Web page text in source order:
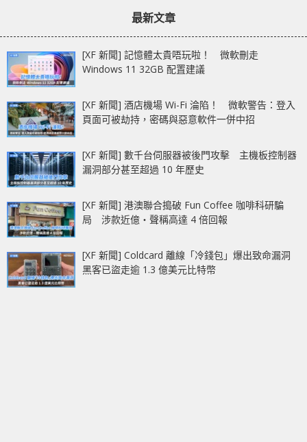
最新文章
[XF 新聞] 記憶體太貴唔玩啦！ 微軟刪走
Windows 11 32GB 配置建議
[XF 新聞] 酒店機場 Wi-Fi 淪陷！ 微軟警告：登入
頁面可被劫持，密碼與惡意軟件一併中招
[XF 新聞] 數千台伺服器被後門攻擊 主機板控制器
漏洞部分甚至超過 10 年歷史
[XF 新聞] 港澳聯合搗破 Fun Coffee 咖啡科研騙
局 涉款近億‧聲稱高達 4 倍回報
[XF 新聞] Coldcard 離線「冷錢包」爆出致命漏洞
黑客已盜走逾 1.3 億美元比特幣